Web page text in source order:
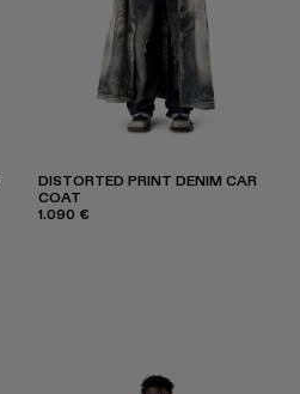
DISTORTED PRINT DENIM CAR
COAT
1.090 €